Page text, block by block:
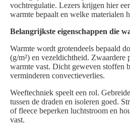
vochtregulatie. Lezers krijgen hier
warmte bepaalt en welke materialen
Belangrijkste eigenschappen die
Warmte wordt grotendeels bepaald
(g/m²) en vezeldichtheid. Zwaardere
warmte vast. Dicht geweven stoffen
verminderen convectieverlies.
Weeftechniek speelt een rol.
tussen de draden en isoleren goed.
of fleece beperken luchtstroom en
vast.